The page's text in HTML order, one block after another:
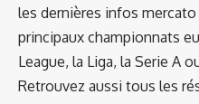
les dernières infos mercato
principaux championnats
League, la Liga, la Serie A
Retrouvez aussi tous les